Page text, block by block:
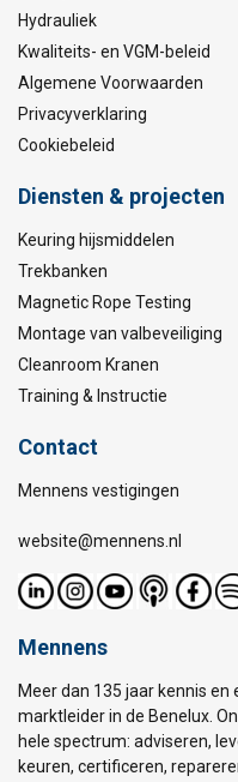
Hydrauliek
Kwaliteits- en VGM-beleid
Algemene Voorwaarden
Privacyverklaring
Cookiebeleid
Diensten & projecten
Keuring hijsmiddelen
Trekbanken
Magnetic Rope Testing
Montage van valbeveiliging
Cleanroom Kranen
Training & Instructie
Contact
Mennens vestigingen
website@mennens.nl
Mennens
Meer dan 135 jaar kennis
marktleider in de Benelux.
hele spectrum: adviseren,
keuren, certificeren,